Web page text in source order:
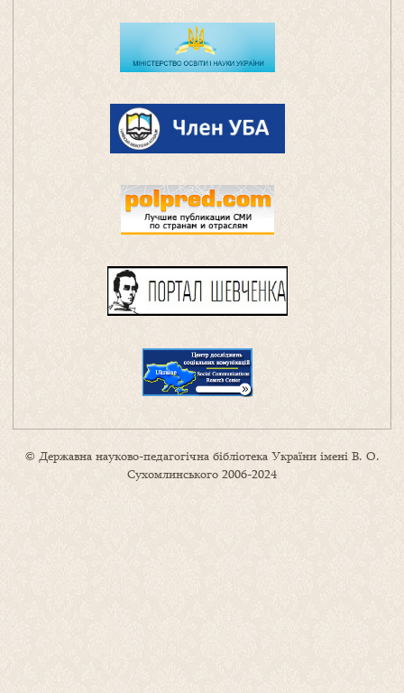
© Державна науково-педагогічна бібліотека України імені В. О.
Сухомлинського 2006-2024